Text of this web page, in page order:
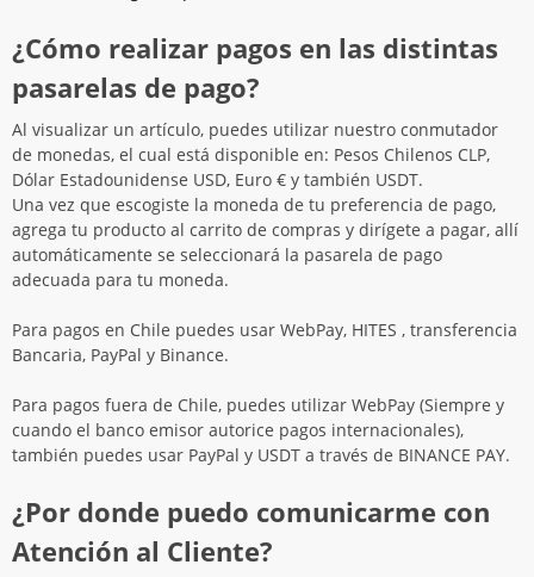
¿Cómo realizar pagos en las distintas
pasarelas de pago?
Al visualizar un artículo, puedes utilizar nuestro conmutador
de monedas, el cual está disponible en: Pesos Chilenos CLP,
Dólar Estadounidense USD, Euro € y también USDT.
Una vez que escogiste la moneda de tu preferencia de pago,
agrega tu producto al carrito de compras y dirígete a pagar, allí
automáticamente se seleccionará la pasarela de pago
adecuada para tu moneda.
Para pagos en Chile puedes usar WebPay, HITES , transferencia
Bancaria, PayPal y Binance.
Para pagos fuera de Chile, puedes utilizar WebPay (Siempre y
cuando el banco emisor autorice pagos internacionales),
también puedes usar PayPal y USDT a través de BINANCE PAY.
¿Por donde puedo comunicarme con
Atención al Cliente?